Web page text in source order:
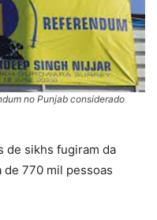
no Punjab considerado
de sikhs fugiram da
de 770 mil pessoas